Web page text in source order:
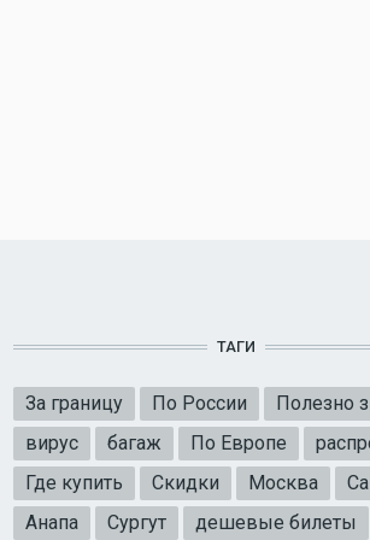
ТАГИ
За границу По России
Полезно
вирус
багаж По Европе
Где купить
Скидки Москва
Анапа
Сургут дешевые билеты